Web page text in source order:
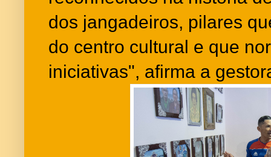
dos jangadeiros, pilares
do centro cultural e que
iniciativas", afirma a